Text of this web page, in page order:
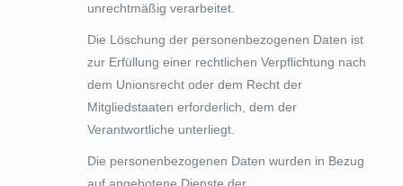
unrechtmäßig verarbeitet.
Die Löschung der personenbezogenen Daten ist
zur Erfüllung einer rechtlichen Verpflichtung nach
dem Unionsrecht oder dem Recht der
Mitgliedstaaten erforderlich, dem der
Verantwortliche unterliegt.
Die personenbezogenen Daten wurden in Bezug